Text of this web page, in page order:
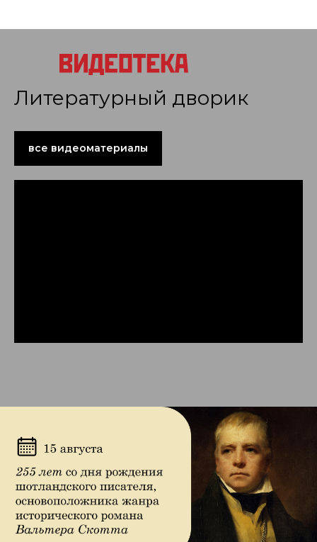
Литературный дворик
все видеоматериалы